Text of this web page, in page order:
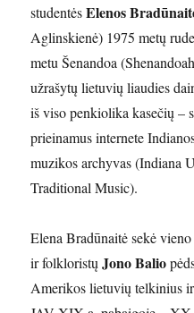
studentėsElenos
Aglinskienė) 1975 metų
metu Šenandoa
užrašytų lietuvių liaudies
iš viso penkiolika kasečių –
prieinamus internete
muzikos archyvas (Indiana
Traditional Music).
Elena Bradūnaitė sekė
ir folkloristųJono Balio
Amerikos lietuvių telkinius